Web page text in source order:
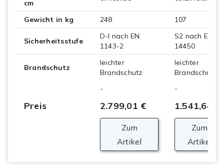
cm
Gewicht in kg 248 107
Sicherheitsstufe
D-I nach EN
1143-2
S2 nach EN
14450
Brandschutz
leichter
Brandschutz
leichter
Brandschutz
-
-
Preis 2.799,01 € 1.541,64 €
Zum
Artikel
Zum
Artikel